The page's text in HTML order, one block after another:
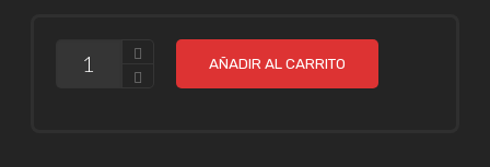
CANTIDAD
AÑADIR AL CARRITO